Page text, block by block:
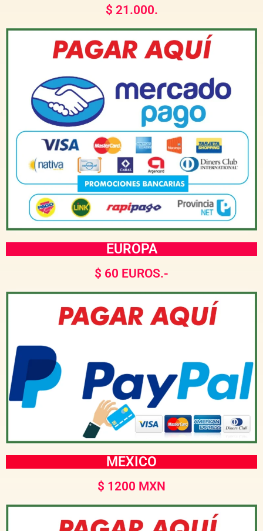
$ 21.000.
EUROPA
$ 60 EUROS.-
MEXICO
$ 1200 MXN